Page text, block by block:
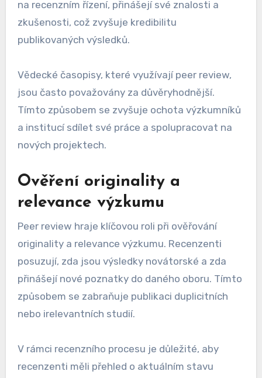
na recenzním řízení, přinášejí své znalosti a
zkušenosti, což zvyšuje kredibilitu
publikovaných výsledků.
Vědecké časopisy, které využívají peer review,
jsou často považovány za důvěryhodnější.
Tímto způsobem se zvyšuje ochota výzkumníků
a institucí sdílet své práce a spolupracovat na
nových projektech.
Ověření originality a
relevance výzkumu
Peer review hraje klíčovou roli při ověřování
originality a relevance výzkumu. Recenzenti
posuzují, zda jsou výsledky novátorské a zda
přinášejí nové poznatky do daného oboru. Tímto
způsobem se zabraňuje publikaci duplicitních
nebo irelevantních studií.
V rámci recenzního procesu je důležité, aby
recenzenti měli přehled o aktuálním stavu